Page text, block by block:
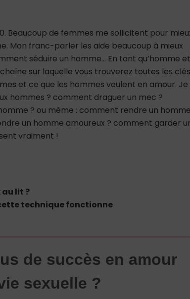
Beaucoup de femmes me sollicitent pour
Mon franc-parler les aide beaucoup à mieux
séduire un homme… En tant qu’homme et
sur laquelle vous trouverez toutes les clés
et ce que les hommes veulent en amour. Je
hommes ? comment draguer un mec ?
? ou même : comment rendre un
un homme amoureux ? comment garder
vraiment !
lit ?
technique fonctionne
de succès en amour
sexuelle ?